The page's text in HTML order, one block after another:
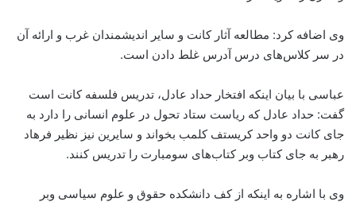
وی اضافه کرد: مطالعه آثار کانت و سایر اندیشمندان غرب و ارائه آن
در سر کلاس‌های درس آدرس غلط دادن است.
عباسی با بیان اینکه افتخار حداد عادل، تدریس فلسفه کانت است
گفت: حداد عادل که ریاست ستاد تحول در علوم انسانی را دارد به
جای کانت دو واحد کریستف کلمب بخواند و سایرین نیز نظیر فرهاد
رهبر به جای کتاب وبر کتاب‌های سومبارت را تدریس کنند.
وی با اشاره به اینکه از کف دانشکده حقوق و علوم سیاسی وبر